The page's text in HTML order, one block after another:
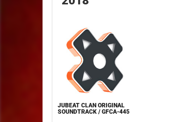
JUBEAT CLAN ORIGINAL
SOUNDTRACK / GFCA-445